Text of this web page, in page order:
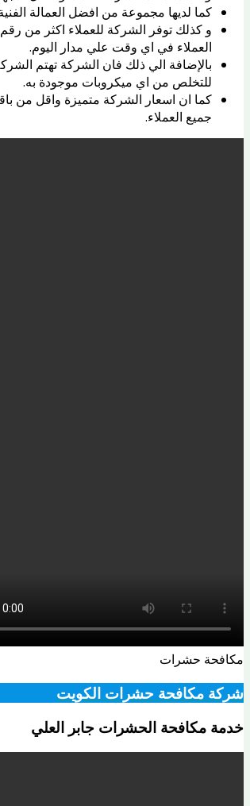
كما لديها مجموعة من افضل العمالة
و كذلك توفر الشركة للعملاء اكثر من
العملاء في اي وقت علي مدار اليوم.
بالإضافة الي ذلك فان الشركة تهتم
للتخلص من اي ميكروبات موجودة به.
كما ان اسعار الشركة متميزة واقل من
جميع العملاء.
مكافحة حشرات
شركة مكافحة حشرات الكويت
خدمة مكافحة الحشرات جابر العلي